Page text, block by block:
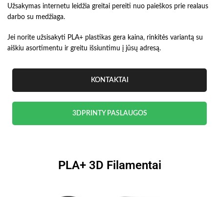
Užsakymas internetu leidžia greitai pereiti nuo paieškos prie realaus
darbo su medžiaga.
Jei norite užsisakyti PLA+ plastikas gera kaina, rinkitės variantą su
aiškiu asortimentu ir greitu išsiuntimu į jūsų adresą.
KONTAKTAI
3DPRINTY PASLAUGOS
PLA+ 3D Filamentai